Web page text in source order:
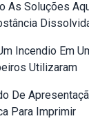
As Soluções
Incendio Em
Utilizaram
De
Para Imprimir